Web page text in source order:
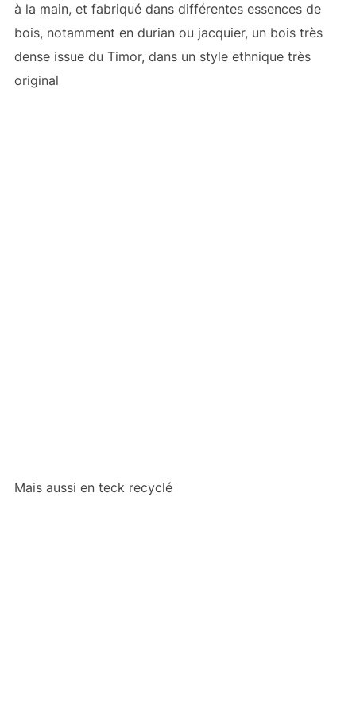
à la main, et fabriqué dans différentes essences de
bois, notamment en durian ou jacquier, un bois très
dense issue du Timor, dans un style ethnique très
original
Mais aussi en teck recyclé